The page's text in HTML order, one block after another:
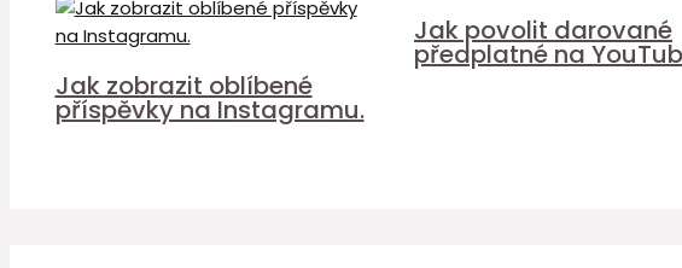
Jak zobrazit oblíbené
příspěvky na Instagramu.
Jak povolit darované
předplatné na